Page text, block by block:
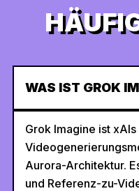
WAS IST GROK
Grok Imagine ist xAIs
Aurora-Architektur.
und Referenz-zu-